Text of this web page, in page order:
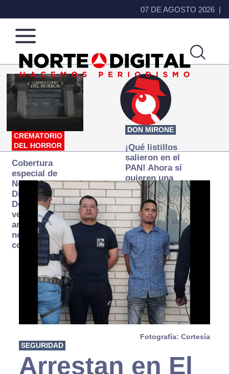
07 DE AGOSTO 2026
Norte
de
Ciudad
Más
que
noticias,
hacemos periodismo
CREMATORIO
DEL HORROR
Cobertura
especial de
Norte
Digital:
Donde la
verdad
arde… pero
no se
consume
DON MIRONE
¡Qué listillos
salieron en el
PAN! Ahora sí
quieren una
Fiscalía
autónoma… y
transexenal
Fotografía: Cortesía
SEGURIDAD
Arrestan en El